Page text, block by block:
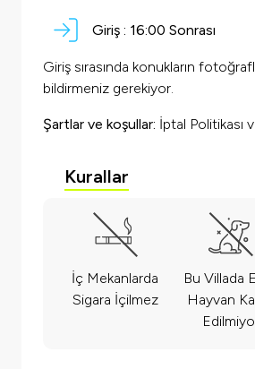
Giriş : 16:00 Sonrası
Giriş sırasında konukların
bildirmeniz gerekiyor.
Şartlar ve koşullar: İptal Politikası
Kurallar
İç Mekanlarda
Sigara İçilmez
Bu Villada
Hayvan